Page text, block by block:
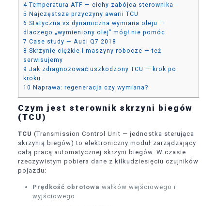
4Temperatura ATF — cichy zabójca sterownika
5 Najczęstsze przyczyny awarii TCU
6 Statyczna vs dynamiczna wymiana oleju —
dlaczego „wymieniony olej” mógł nie pomóc
7 Case study — Audi Q7 2018
8 Skrzynie ciężkie i maszyny robocze — też
serwisujemy
9 Jak zdiagnozować uszkodzony TCU — krok po
kroku
10 Naprawa: regeneracja czy wymiana?
Czym jest sterownik skrzyni biegów
(TCU)
TCU (Transmission Control Unit — jednostka sterująca
skrzynią biegów) to elektroniczny moduł zarządzający
całą pracą automatycznej skrzyni biegów. W czasie
rzeczywistym pobiera dane z kilkudziesięciu czujników
pojazdu:
Prędkość obrotowa wałków wejściowego i
wyjściowego